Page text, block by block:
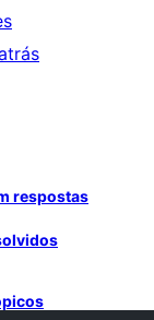
respostas